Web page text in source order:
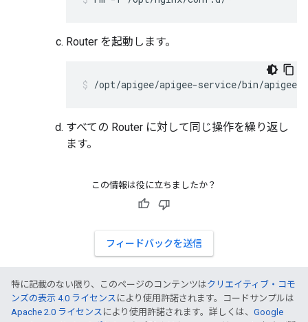
Router を起動します。
/opt/apigee/apigee-service/bin/
すべての Router に対して同じ操作を繰り返し
ます。
この情報は役に立ちましたか？
フィードバックを送信
特に記載のない限り、このページのコンテンツはクリエイティブ・コモ
ンズの表示 4.0 ライセンス により使用許諾されます。コードサンプルは
Apache 2.0 ライセンス により使用許諾されます。詳しくは、 Google